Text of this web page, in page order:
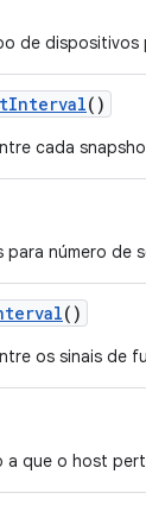
de dispositivos
Interval()
cada
número de
()
os sinais de
a que o host